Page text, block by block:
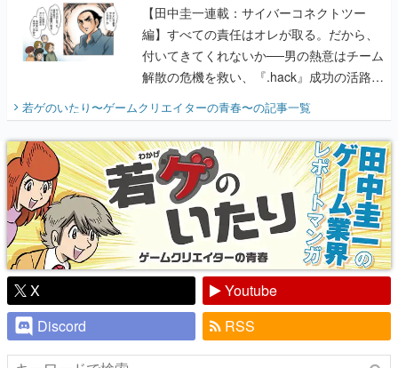
【田中圭一連載：サイバーコネクトツー
編】すべての責任はオレが取る。だから、
付いてきてくれないか──男の熱意はチーム
解散の危機を救い、『.hack』成功の活路を
『少年ジャンプ』色だった【若ゲのいた
り】
若ゲのいたり〜ゲームクリエイターの青春〜の記事一覧
X
Youtube
Discord
RSS